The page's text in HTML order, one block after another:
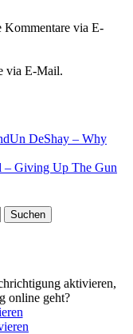
Kommentare via E-
via E-Mail.
DeShay – Why
– Giving Up The Gun
aktivieren,
online geht?